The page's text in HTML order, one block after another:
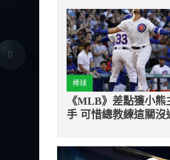
卑
棒球
《MLB》差點獲小熊
手 可惜總教練這關沒